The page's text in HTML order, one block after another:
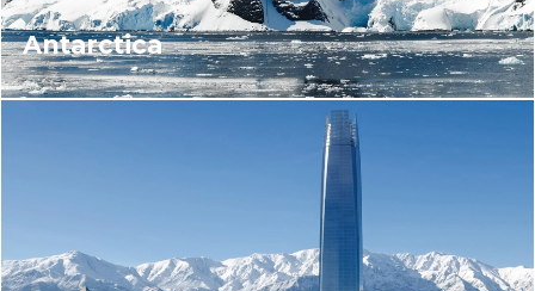
Antarctica